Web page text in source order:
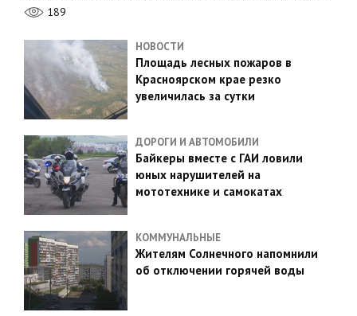
189
НОВОСТИ
Площадь лесных пожаров в
Красноярском крае резко
увеличилась за сутки
ДОРОГИ И АВТОМОБИЛИ
Байкеры вместе с ГАИ ловили
юных нарушителей на
мототехнике и самокатах
КОММУНАЛЬНЫЕ
Жителям Солнечного напомнили
об отключении горячей воды